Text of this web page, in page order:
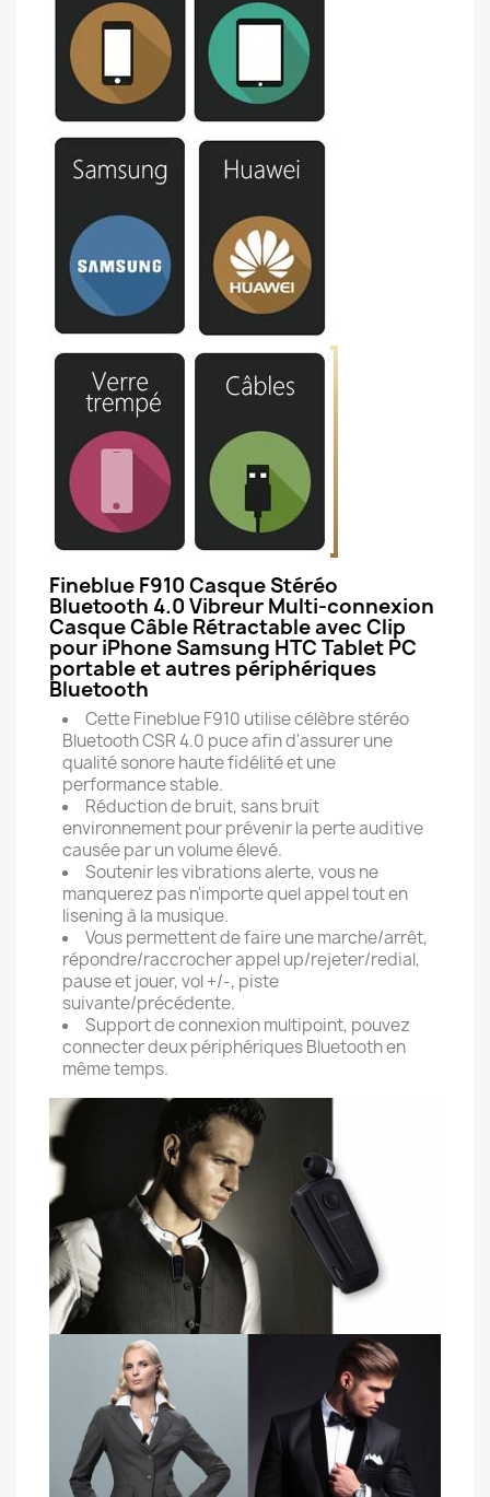
Fineblue F910 Casque Stéréo
Bluetooth 4.0 Vibreur Multi-connexion
Casque Câble Rétractable avec Clip
pour iPhone Samsung HTC Tablet PC
portable et autres périphériques
Bluetooth
Cette Fineblue F910 utilise célèbre stéréo
Bluetooth CSR 4.0 puce afin d'assurer une
qualité sonore haute fidélité et une
performance stable.
Réduction de bruit, sans bruit
environnement pour prévenir la perte auditive
causée par un volume élevé.
Soutenir les vibrations alerte, vous ne
manquerez pas n'importe quel appel tout en
lisening à la musique.
Vous permettent de faire une marche/arrêt,
répondre/raccrocher appel up/rejeter/redial,
pause et jouer, vol +/-, piste
suivante/précédente.
Support de connexion multipoint, pouvez
connecter deux périphériques Bluetooth en
même temps.